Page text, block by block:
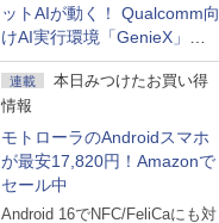
ットAIが動く！ Qualcomm向
けAI実行環境「GenieX」を
試してみた
連載
本日みつけたお買い得
情報
モトローラのAndroidスマホ
が最安17,820円！Amazonで
セール中
Android 16でNFC/FeliCaにも対